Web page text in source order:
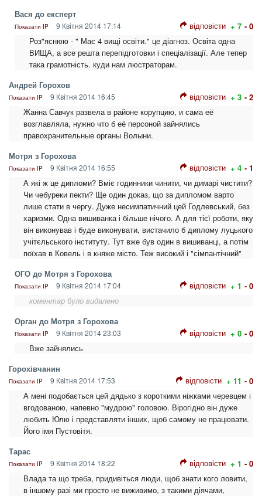
Вася до експерт
Показати IP 9 Квітня 2014 17:14 відповісти + 7 - 0
Роз"яснюю - " Має 4 вищі освіти." це діагноз. Освіта одна
ВИЩА, а все решта перепідготовки і спеціалізації. Але тепер
така грамотність. куди нам люстраторам.
Андрей Горохов
Показати IP 9 Квітня 2014 16:45 відповісти + 3 - 2
Жанна Савчук развела в районе корупцию, и сама её
возглавляла, нужно что б её персоной зайнялись
правохранительные органы Волыни.
Мотря з Горохова
Показати IP 9 Квітня 2014 16:55 відповісти + 4 - 1
А які ж це дипломи? Вміє годинники чинити, чи димарі чистити?
Чи чебуреки пекти? Ще один доказ, що за дипломом варто
лише стати в чергу. Дуже несимпатичний цей Годлевський, без
харизми. Одна вишиванка і більше нічого. А для тієї роботи, яку
він виконував і буде виконувати, вистачило б диплому луцького
учітєльського інституту. Тут вже був один в вишиванці, а потім
поїхав в Ковель і в княже місто. Теж високий і "сімпантічний"
ОГО до Мотря з Горохова
Показати IP 9 Квітня 2014 17:04 відповісти + 1 - 0
коментар було видалено
Орган до Мотря з Горохова
Показати IP 9 Квітня 2014 23:03 відповісти + 0 - 0
Вже зайнялись
Горохівчанин
Показати IP 9 Квітня 2014 17:53 відповісти + 11 - 0
А мені подобається цей дядько з короткими ніжками черевцем і
вгодованою, напевно "мудрою" головою. Вірогідно він дуже
любить Юлю і представляти інших, щоб самому не працювати.
Його імя Пустовітя.
Тарас
Показати IP 9 Квітня 2014 18:22 відповісти + 1 - 0
Влада та що треба, придивіться люди, щоб знати кого ловити,
в іншому разі ми просто не виживимо, з такими діячами,